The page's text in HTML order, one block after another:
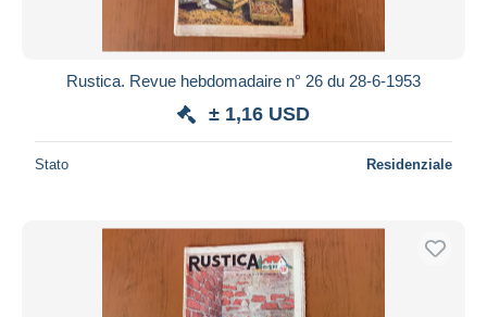
Rustica. Revue hebdomadaire n° 26 du 28-6-1953
± 1,16 USD
Stato Residenziale